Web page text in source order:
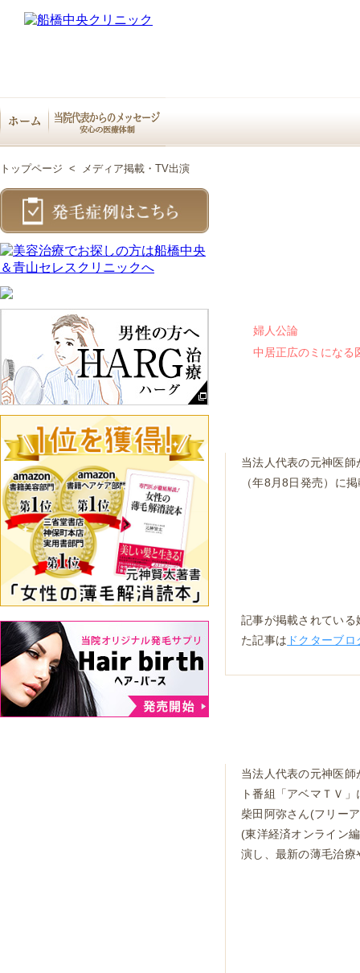
トップページ < メディア掲載・TV出演
婦人公論
中居正広のミになる
当法人代表の元神医
（年8月8日発売）に
記事が掲載されてい
た記事は ドクターブロ
当法人代表の元神医
ト番組「アベマＴＶ
柴田阿弥さん(フリー
(東洋経済オンライン
演し、最新の薄毛治